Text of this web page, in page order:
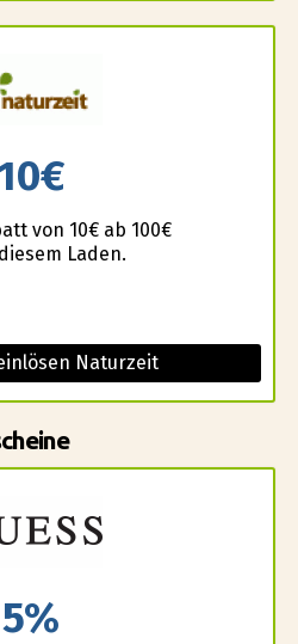
von 10€ ab 100€
Laden.
Naturzeit
5%